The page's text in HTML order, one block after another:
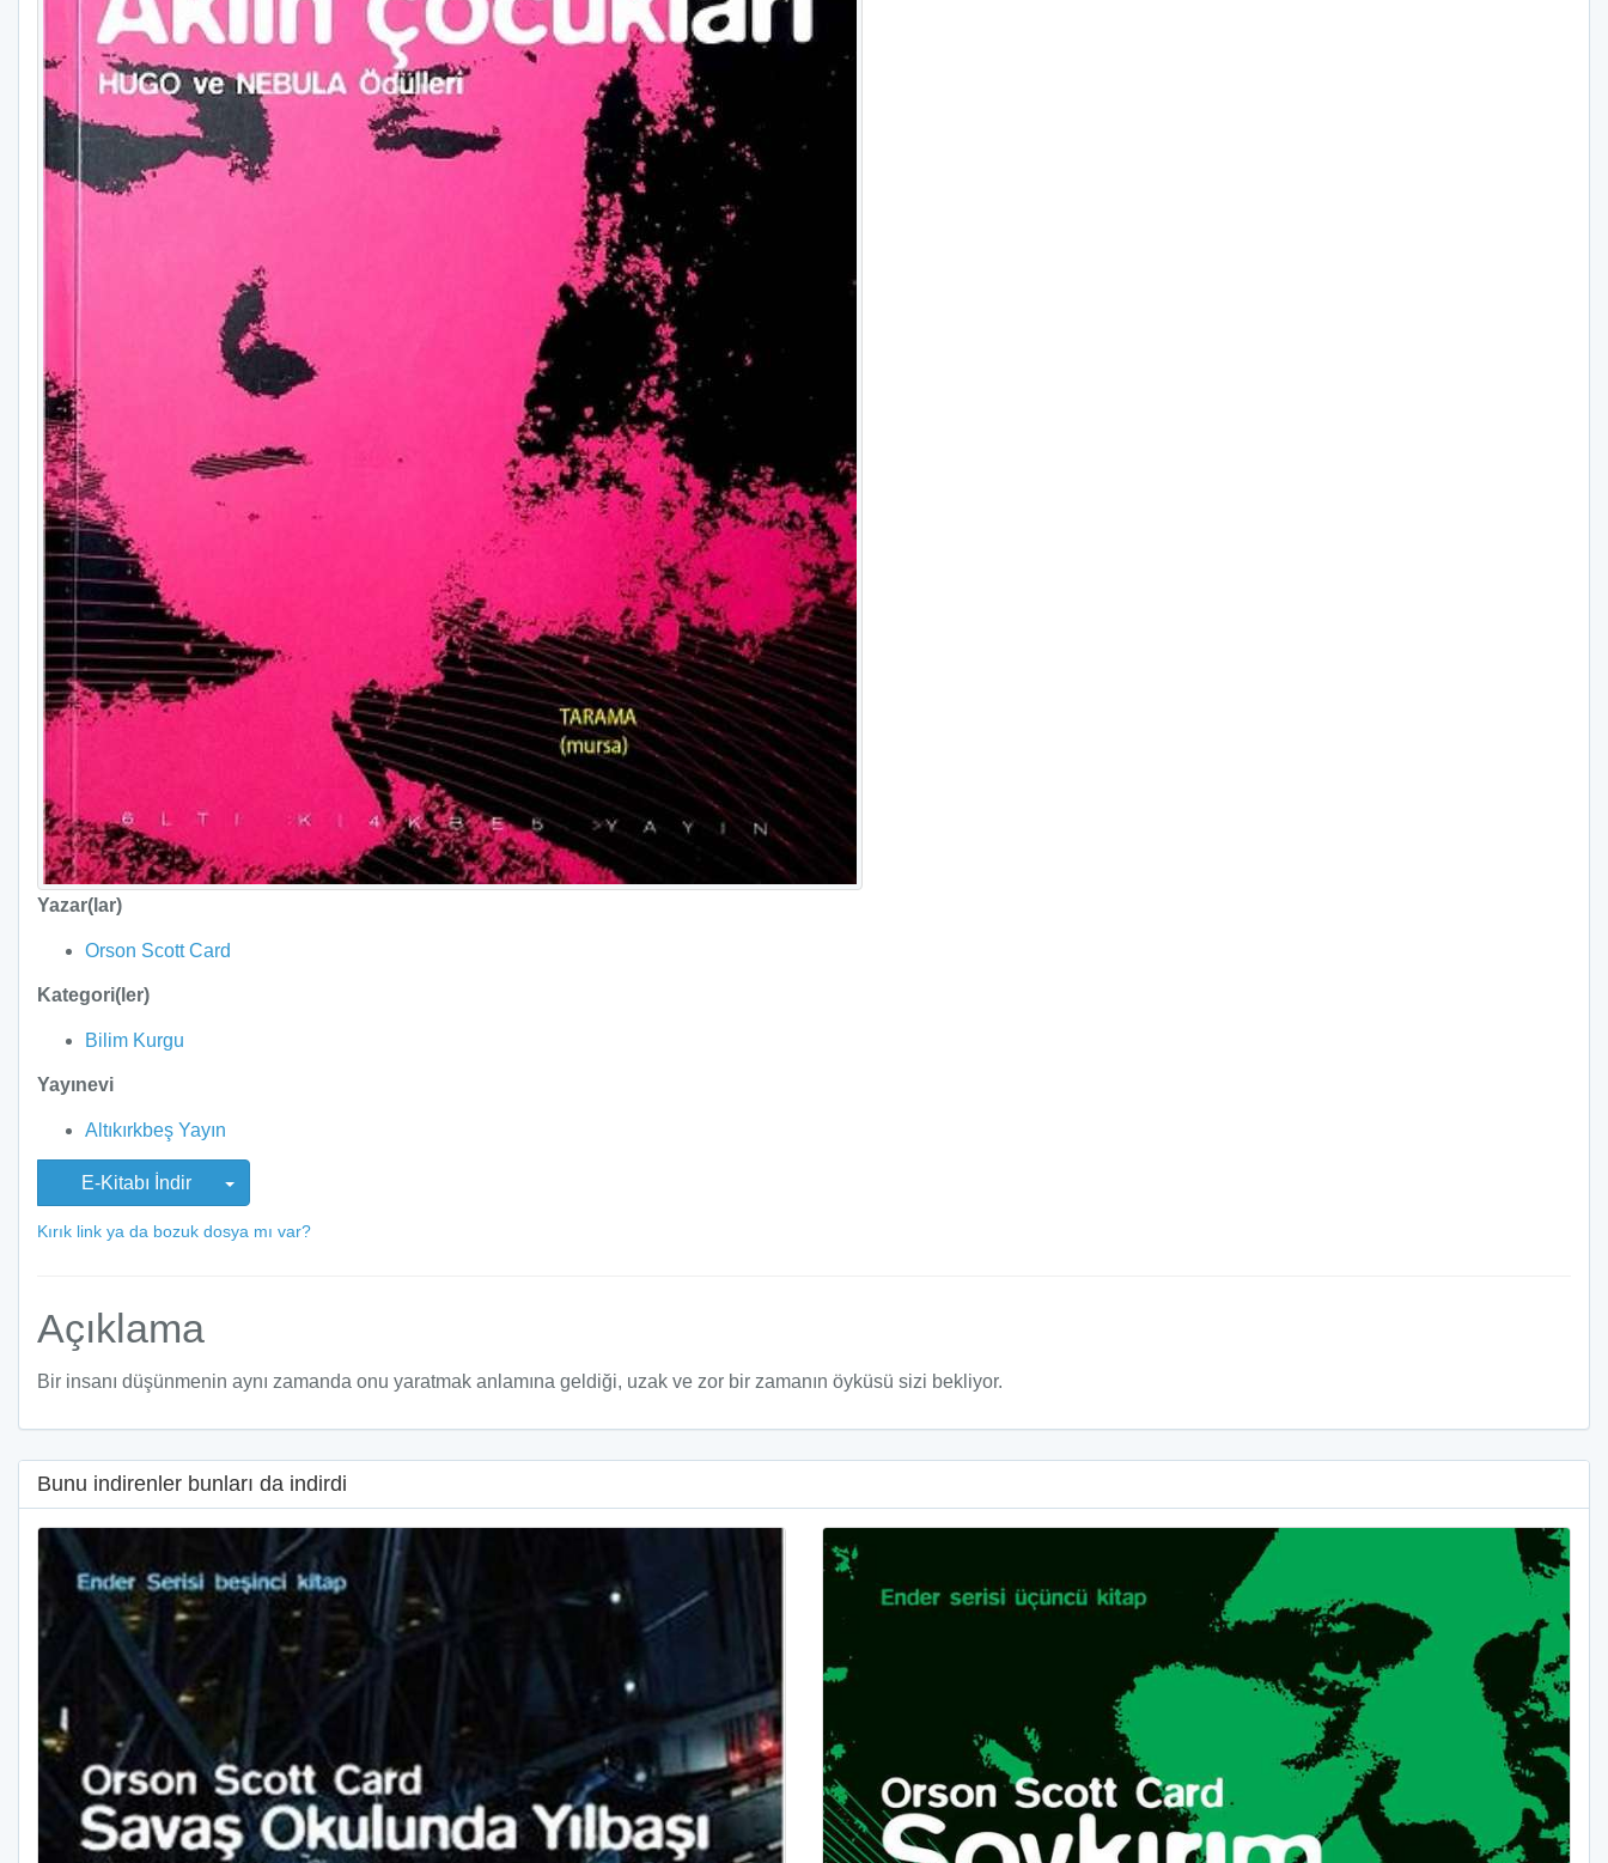
Yazar(lar)
Orson Scott Card
Kategori(ler)
Bilim Kurgu
Yayınevi
Altıkırkbeş Yayın
E-Kitabı İndir
Kırık link ya da bozuk dosya mı var?
Açıklama
Bir insanı düşünmenin aynı zamanda onu yaratmak anlamına geldiği, uzak ve zor bir zamanın öyküsü sizi bekliyor.
Bunu indirenler bunları da indirdi